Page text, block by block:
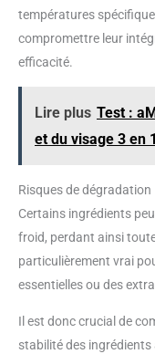
températures
compromettre leur
efficacité.
Lire plus Test :
et du visage 3 en 1
Risques de dégradation
Certains ingrédients
froid, perdant ainsi
particulièrement vrai
essentielles ou des
Il est donc crucial de
stabilité des